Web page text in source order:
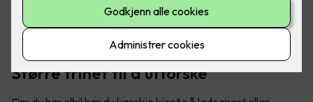
Har du hytte? Med lader fra Easee er du alltid klar for neste
eventyr. Utforsk både fjell og fjorder når du er på hytta -
uten å få ladeangst. Bilde: Easee
Større frihet til å utforske